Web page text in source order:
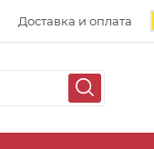
Доставка и оплата